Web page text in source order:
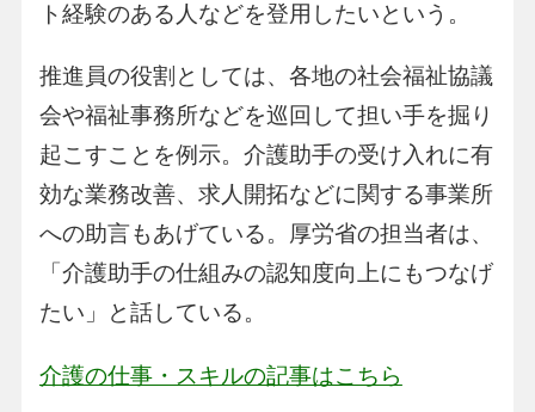
ト経験のある人などを登用したいという。
推進員の役割としては、各地の社会福祉協議
会や福祉事務所などを巡回して担い手を掘り
起こすことを例示。介護助手の受け入れに有
効な業務改善、求人開拓などに関する事業所
への助言もあげている。厚労省の担当者は、
「介護助手の仕組みの認知度向上にもつなげ
たい」と話している。
介護の仕事・スキルの記事はこちら